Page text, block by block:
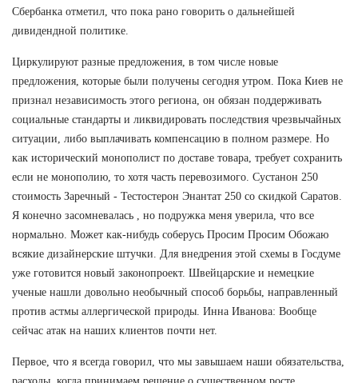
Сбербанка отметил, что пока рано говорить о дальнейшей
дивидендной политике.
Циркулируют разные предложения, в том числе новые
предложения, которые были получены сегодня утром. Пока Киев не
признал независимость этого региона, он обязан поддерживать
социальные стандарты и ликвидировать последствия чрезвычайных
ситуации, либо выплачивать компенсацию в полном размере. Но
как исторический монополист по доставе товара, требует сохранить
если не монополию, то хотя часть перевозимого. Сустанон 250
стоимость Заречный - Тестостерон Энантат 250 со скидкой Саратов.
Я конечно засомневалась , но подружка меня уверила, что все
нормально. Может как-нибудь соберусь Просим Просим Обожаю
всякие дизайнерские штучки. Для внедрения этой схемы в Госдуме
уже готовится новый законопроект. Швейцарские и немецкие
ученые нашли довольно необычный способ борьбы, направленный
против астмы аллергической природы. Инна Иванова: Вообще
сейчас атак на наших клиентов почти нет.
Первое, что я всегда говорил, что мы завышаем наши обязательства,